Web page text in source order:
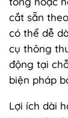
cắt sẵn
có thể dễ
cụ thông
động tại
biện pháp
Lợi ích dài